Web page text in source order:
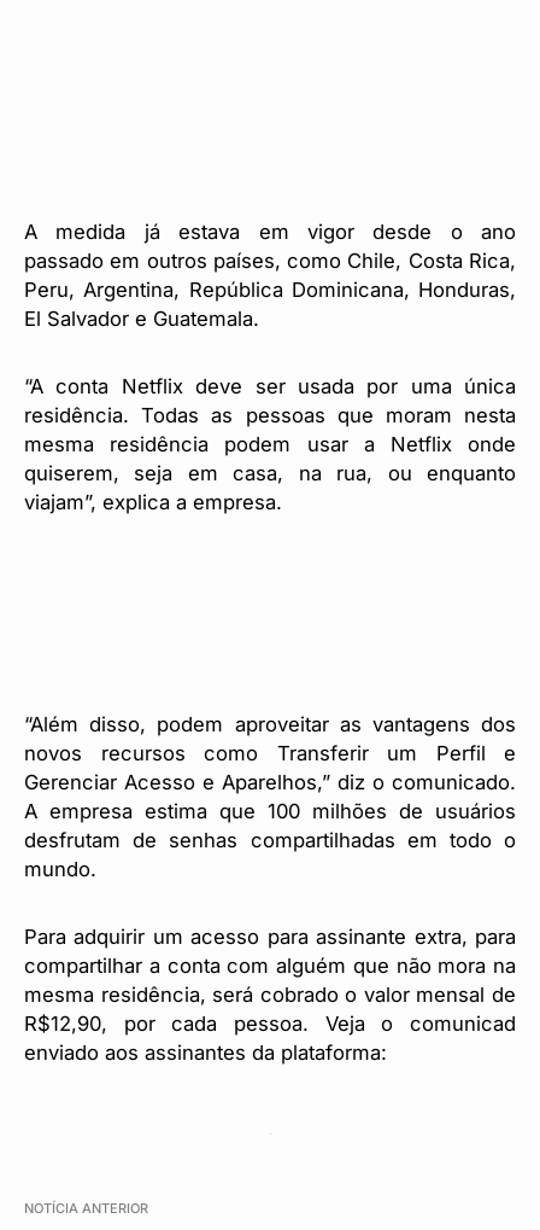
A medida já estava em vigor desde o ano
passado em outros países, como Chile, Costa Rica,
Peru, Argentina, República Dominicana, Honduras,
El Salvador e Guatemala.
“A conta Netflix deve ser usada por uma única
residência. Todas as pessoas que moram nesta
mesma residência podem usar a Netflix onde
quiserem, seja em casa, na rua, ou enquanto
viajam”, explica a empresa.
“Além disso, podem aproveitar as vantagens dos
novos recursos como Transferir um Perfil e
Gerenciar Acesso e Aparelhos,” diz o comunicado.
A empresa estima que 100 milhões de usuários
desfrutam de senhas compartilhadas em todo o
mundo.
Para adquirir um acesso para assinante extra, para
compartilhar a conta com alguém que não mora na
mesma residência, será cobrado o valor mensal de
R$12,90, por cada pessoa. Veja o comunicad
enviado aos assinantes da plataforma:
NOTÍCIA ANTERIOR